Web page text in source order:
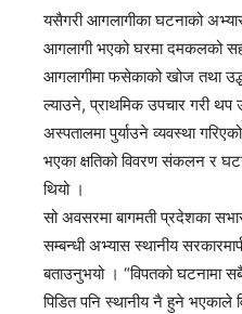
यसैगरी आगलागीका घटनाको
आगलागी भएको घरमा दमकलको
आगलागीमा फसेकाको खोज तथा
ल्याउने, प्राथमिक उपचार गरी
अस्पतालमा पुर्याउने व्यवस्था
भएका क्षतिको विवरण संकलन र
थियो ।
सो अवसरमा बागमती प्रदेशका
सम्बन्धी अभ्यास स्थानीय
बताउनुभयो । “विपतको घटनामा
पिडित पनि स्थानीय नै हुने भएकाले